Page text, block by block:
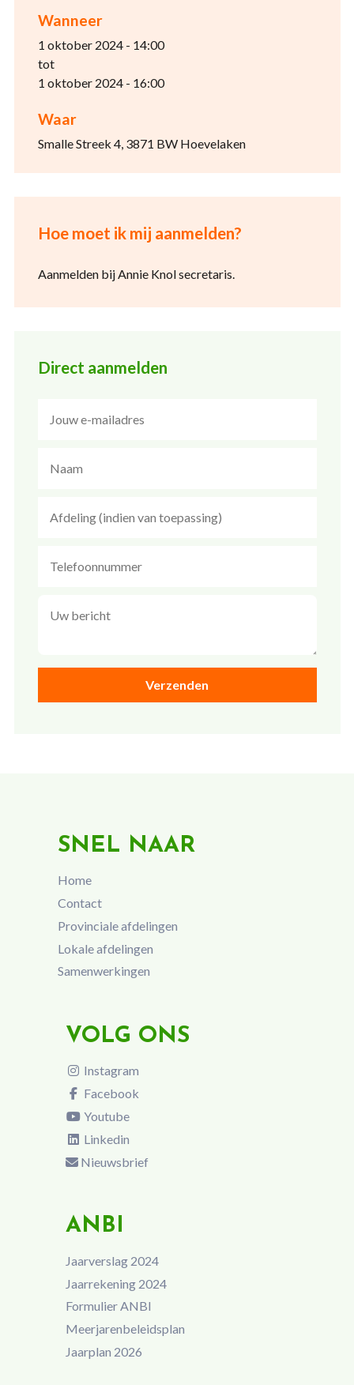
Wanneer
1 oktober 2024 - 14:00
tot
1 oktober 2024 - 16:00
Waar
Smalle Streek 4, 3871 BW Hoevelaken
Hoe moet ik mij aanmelden?
Aanmelden bij Annie Knol secretaris.
Direct aanmelden
SNEL NAAR
Home
Contact
Provinciale afdelingen
Lokale afdelingen
Samenwerkingen
VOLG ONS
Instagram
Facebook
Youtube
Linkedin
Nieuwsbrief
ANBI
Jaarverslag 2024
Jaarrekening 2024
Formulier ANBI
Meerjarenbeleidsplan
Jaarplan 2026